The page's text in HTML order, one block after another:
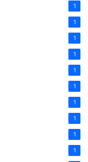
1
1
1
1
1
1
1
1
1
1